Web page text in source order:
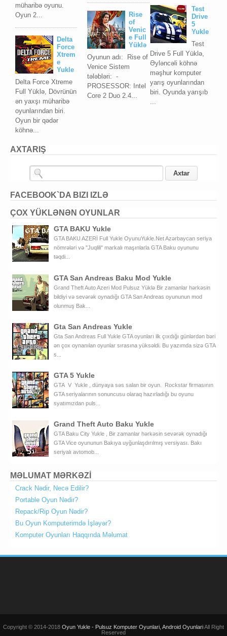
müharibə oyunu.
Oyun 2...
Delta
Force
Xtrem
e
Yukle
Delta Force Xtreme
Full Yüklə, Dövrünün
ən yaxşı müharibə
oyunlarından biri.
Oyun bir qədər
köhnə...
Test
Drive
5
Yukle
Test
Drive 5 Full Yüklə,
Əyləncəli köhnə
məşhur komputer
yarış oyunlarından
biri. Oyunda yarışıb
...
Rise
of
Venic
e Full
Yüklə
Oyunun adı: Rise of
Venice Sistem
tələbləri: -
PROSESSOR: Intel
Core 2 Duo 2.4...
AXTARIŞ
FACEBOOK`DA BIZI IZLƏ
ÇOX YÜKLƏNƏN OYUNLAR
GTA BAKU Yukle
GTA BAKU AZERİ Full Yukle OyunuYukle.Net Azərbaycan seriya
nömrələri və "Juqlili" markalı maşınlarla GTA Baku oyununu
təqdi...
GTA San Andreas Baku Mod Yukle
Grand Theft Auto Azeri Mod Pulsuz Yüklə Bir zamanlar hərkəsin
bildiyi və sevərək oynadığı GTA San Andreas oyununun mod
olunmuş Bak...
Gta San Andreas Yukle
Gta San Andreas Full Yukle GTA oyunları ilk çıxdığı günlərdən bəri
ən çox oynanılan oyunlar sırasına yüksəldi. Bu yazımda sizə GTA
s...
GTA 5 Yukle
GTA V Yukle , dünyaya səs salan bir oyun. Rockstar firmasının
GTA seriyalarının sonuncusu olaraq hazırladığı bu oyunu
syatımızdan puls...
Grand Theft Auto Baku Yukle
GTA Baku City Yukle , Bir zamanlar hərkəsin sevərək oynadığı
GTA Vice oyununun Bakıya uyğunlaşdırılmış versiyası. Bakı
seriyalı avtomob...
MƏLUMAT MƏRKƏZİ
Crack Nədir, Necə Edilir?
Portable Oyun Nədir?
Repack/Rip Oyun Nədir?
Bu Oyun Komputerimdə İşləyər?
Komputer Oyunları Haqqında Məlumat
Copyright © 2014-2018 Oyun Yukle - Pulsuz Komputer Oyunlari, Android OyunlariAll Right
Reserved